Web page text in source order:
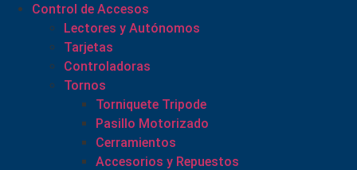
Control de Accesos
Lectores y Autónomos
Tarjetas
Controladoras
Tornos
Torniquete Tripode
Pasillo Motorizado
Cerramientos
Accesorios y Repuestos